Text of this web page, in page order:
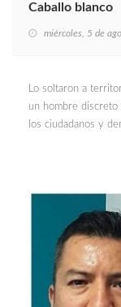
Caballo blanco
miércoles, 5 de
Lo soltaron a
un hombre
los ciudadanos y